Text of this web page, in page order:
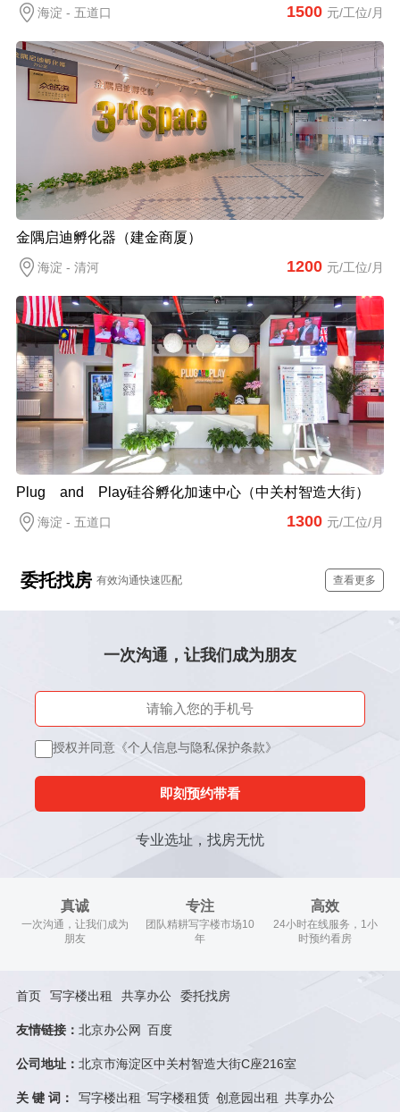
海淀 - 五道口 1500 元/工位/月
金隅启迪孵化器（建金商厦）
海淀 - 清河 1200 元/工位/月
Plug and Play硅谷孵化加速中心（中关村智造大街）
海淀 - 五道口 1300 元/工位/月
委托找房 有效沟通快速匹配 查看更多
一次沟通，让我们成为朋友
授权并同意《个人信息与隐私保护条款》
即刻预约带看
专业选址，找房无忧
真诚
一次沟通，让我们成为
朋友
专注
团队精耕写字楼市场10
年
高效
24小时在线服务，1小
时预约看房
首页 写字楼出租 共享办公 委托找房
友情链接： 北京办公网 百度
公司地址： 北京市海淀区中关村智造大街C座216室
关 键 词： 写字楼出租 写字楼租赁 创意园出租 共享办公